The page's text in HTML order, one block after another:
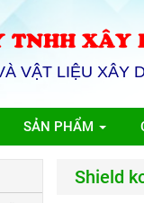
TNHH
VẬT LIỆU XÂY
SẢN PHẨM
Shield